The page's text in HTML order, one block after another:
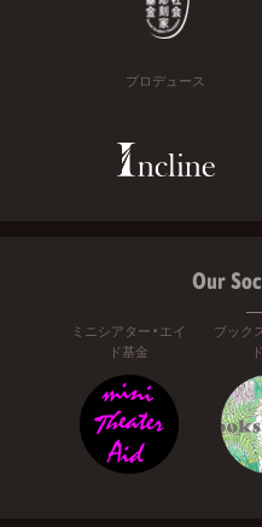
プロデュース
Our
ミニシアター・エイ
ド基金
ブック